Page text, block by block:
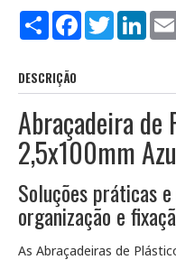
Compartilhar
FacebookTwitter
DESCRIÇÃO
Abraçadeira de
2,5x100mm
Soluções práticas
organização e
As Abraçadeiras de